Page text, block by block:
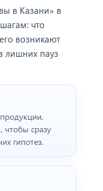
в Казани» в
что
возникают
лишних пауз
чтобы сразу
гипотез.